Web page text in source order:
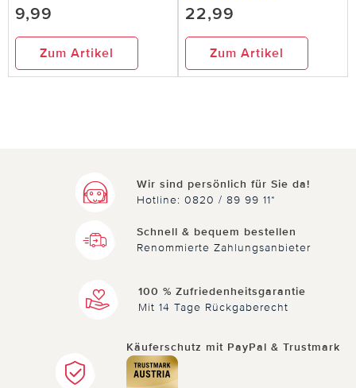
angebracht und das Polster in Richtung des
Entlastung für den Hallux v. und beim Wandern ist
es absolut genial.
Endtäuschend
geschützt und der Abstandhalter hilft auch. Habe
es mir für beide große Zehen bestellt. Der Schutz
9,99
Zum Artikel
22,99
Zum Artikel
Wir sind persönlich für Sie da!
Hotline: 0820 / 89 99 11*
Schnell & bequem bestellen
Renommierte Zahlungsanbieter
100 % Zufriedenheitsgarantie
Mit 14 Tage Rückgaberecht
Käuferschutz mit PayPal & Trustmark